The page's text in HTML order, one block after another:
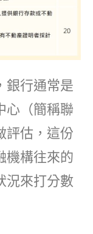
銀行通常是
心（簡稱聯
評估，這份
機構往來的
況來打分數